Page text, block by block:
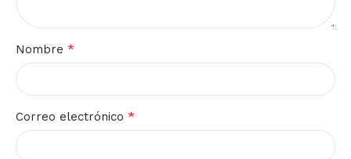
Nombre *
Correo electrónico *